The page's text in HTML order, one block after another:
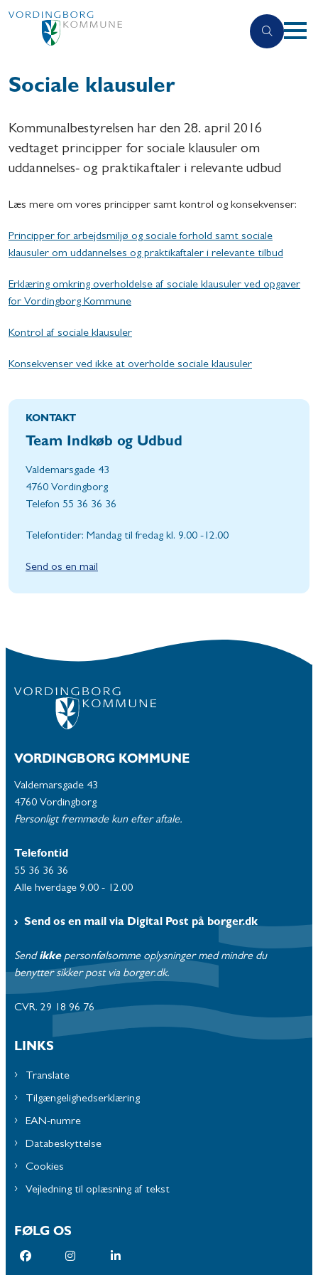
Sociale klausuler
Kommunalbestyrelsen har den 28. april 2016
vedtaget principper for sociale klausuler om
uddannelses- og praktikaftaler i relevante udbud
Læs mere om vores principper samt kontrol og konsekvenser:
Principper for arbejdsmiljø og sociale forhold samt sociale
klausuler om uddannelses og praktikaftaler i relevante tilbud
Erklæring omkring overholdelse af sociale klausuler ved opgaver
for Vordingborg Kommune
Kontrol af sociale klausuler
Konsekvenser ved ikke at overholde sociale klausuler
KONTAKT
Team Indkøb og Udbud
Valdemarsgade 43
4760 Vordingborg
Telefon 55 36 36 36
Telefontider: Mandag til fredag kl. 9.00 -12.00
Send os en mail
VORDINGBORG KOMMUNE
Valdemarsgade 43
4760 Vordingborg
Personligt fremmøde kun efter aftale.
Telefontid
55 36 36 36
Alle hverdage 9.00 - 12.00
Send os en mail via Digital Post på borger.dk
Send ikke personfølsomme oplysninger med mindre du
benytter sikker post via borger.dk.
CVR. 29 18 96 76
LINKS
Translate
Tilgængelighedserklæring
EAN-numre
Databeskyttelse
Cookies
Vejledning til oplæsning af tekst
FØLG OS